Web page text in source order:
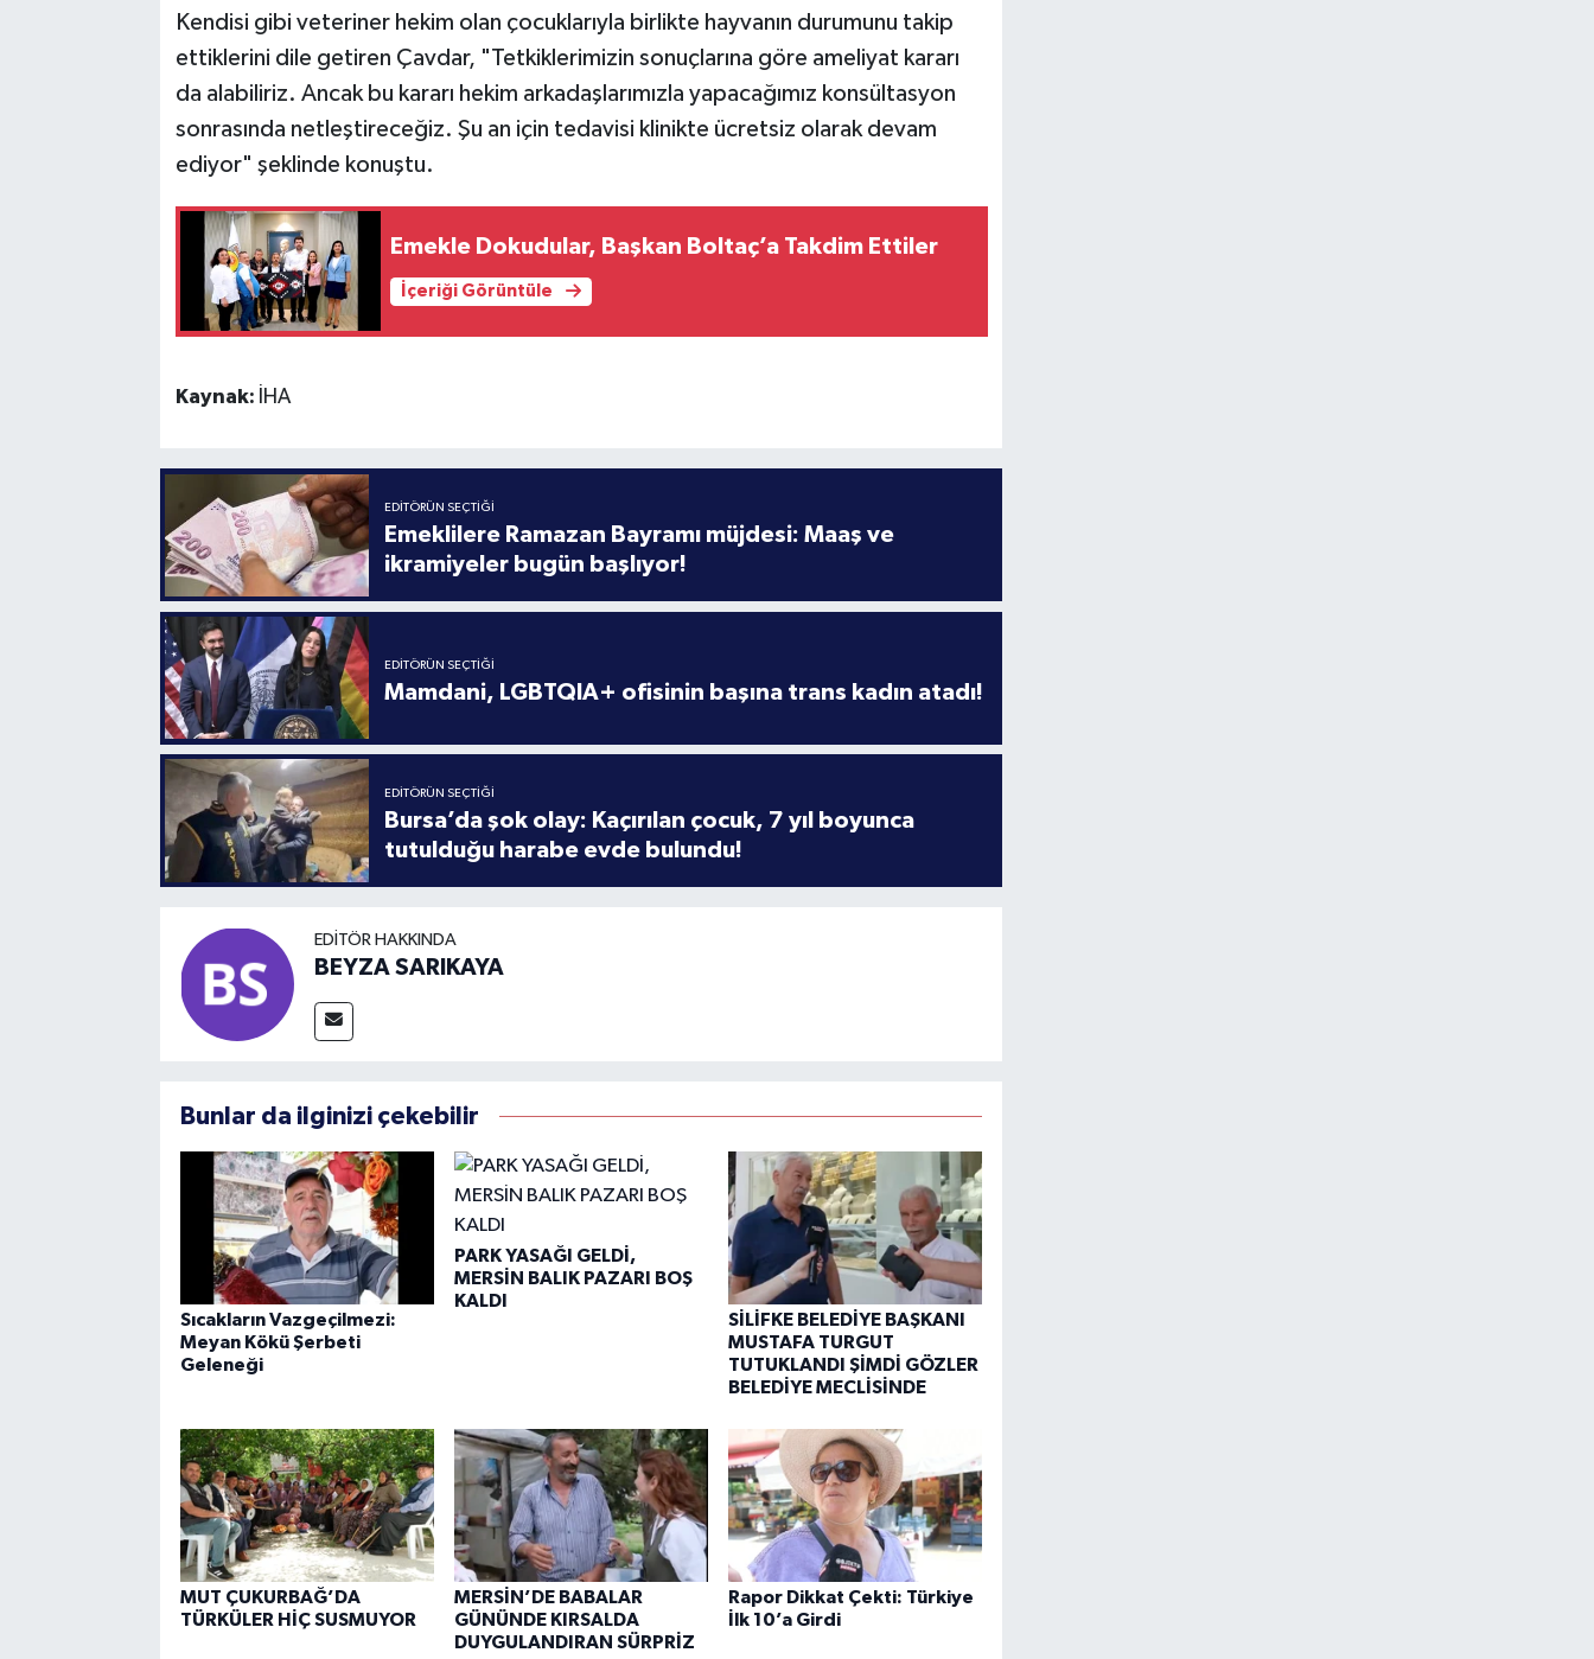
Kendisi gibi veteriner hekim olan çocuklarıyla birlikte hayvanın durumunu takip
ettiklerini dile getiren Çavdar, "Tetkiklerimizin sonuçlarına göre ameliyat kararı
da alabiliriz. Ancak bu kararı hekim arkadaşlarımızla yapacağımız konsültasyon
sonrasında netleştireceğiz. Şu an için tedavisi klinikte ücretsiz olarak devam
ediyor" şeklinde konuştu.
Emekle Dokudular, Başkan Boltaç’a Takdim Ettiler
İçeriği Görüntüle
Kaynak: İHA
EDITÖRÜN SEÇTIĞI
Emeklilere Ramazan Bayramı müjdesi: Maaş ve
ikramiyeler bugün başlıyor!
EDITÖRÜN SEÇTIĞI
Mamdani, LGBTQIA+ ofisinin başına trans kadın atadı!
EDITÖRÜN SEÇTIĞI
Bursa’da şok olay: Kaçırılan çocuk, 7 yıl boyunca
tutulduğu harabe evde bulundu!
EDITÖR HAKKINDA
BEYZA SARIKAYA
Bunlar da ilginizi çekebilir
Sıcakların Vazgeçilmezi:
Meyan Kökü Şerbeti
Geleneği
PARK YASAĞI GELDİ,
MERSİN BALIK PAZARI BOŞ
KALDI
SİLİFKE BELEDİYE BAŞKANI
MUSTAFA TURGUT
TUTUKLANDI ŞİMDİ GÖZLER
BELEDİYE MECLİSİNDE
MUT ÇUKURBAĞ’DA
TÜRKÜLER HİÇ SUSMUYOR
MERSİN’DE BABALAR
GÜNÜNDE KIRSALDA
DUYGULANDIRAN SÜRPRİZ
Rapor Dikkat Çekti: Türkiye
İlk 10’a Girdi